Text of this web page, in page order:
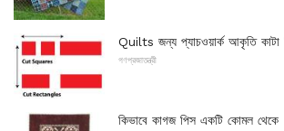
Quilts জন্য প্যাচওয়ার্ক আকৃতি কাটা
গণপ্রজাতন্ত্রী
কিভাবে কাগজ পিস একটি কোমল থেকে